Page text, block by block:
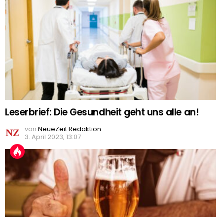
Leserbrief: Die Gesundheit geht uns alle an!
von NeueZeit Redaktion
3. April 2023, 13:07